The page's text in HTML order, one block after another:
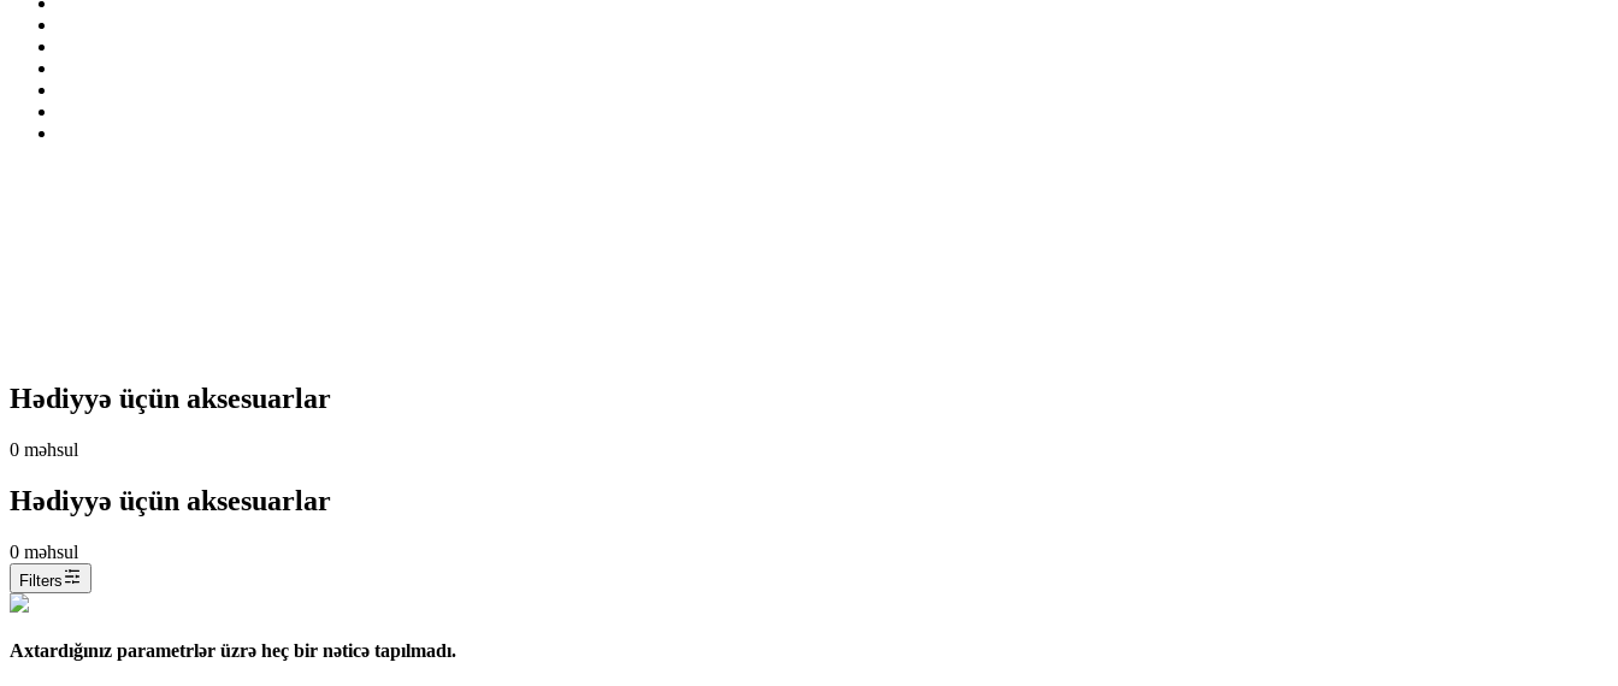
Hədiyyə üçün aksesuarlar
0 məhsul
Hədiyyə üçün aksesuarlar
0 məhsul
Filters
Axtardığınız parametrlər üzrə heç bir nəticə tapılmadı.